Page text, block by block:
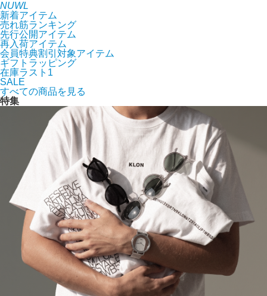
NUWL
新着アイテム
売れ筋ランキング
先行公開アイテム
再入荷アイテム
会員特典割引対象アイテム
ギフトラッピング
在庫ラスト1
SALE
すべての商品を見る
特集